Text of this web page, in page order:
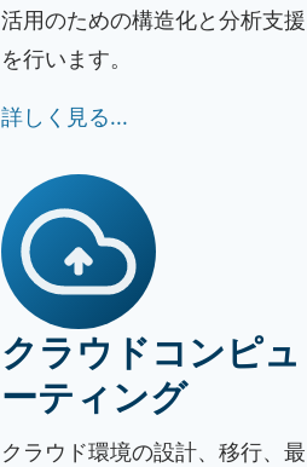
活用のための構造化と分析支援
を行います。
詳しく見る...
クラウドコンピュ
ーティング
クラウド環境の設計、移行、最